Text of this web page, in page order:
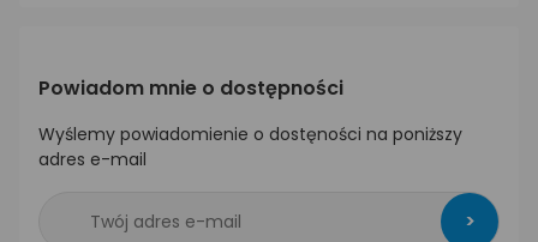
Powiadom mnie o dostępności
Wyślemy powiadomienie o dostęności na poniższy
adres e-mail
>